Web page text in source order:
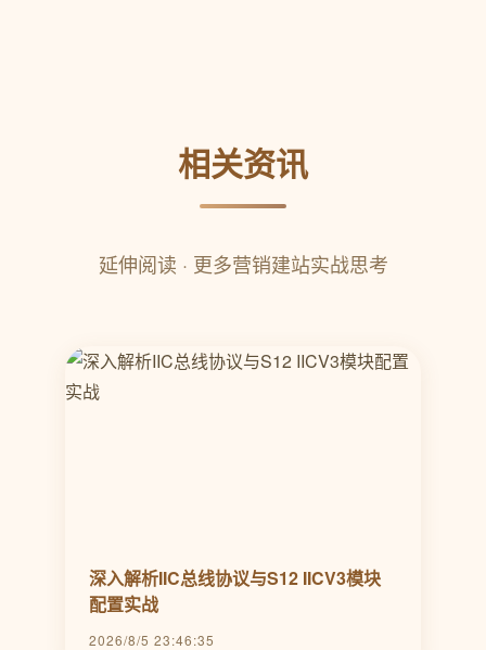
相关资讯
延伸阅读 · 更多营销建站实战思考
深入解析IIC总线协议与S12 IICV3模块
配置实战
2026/8/5 23:46:35